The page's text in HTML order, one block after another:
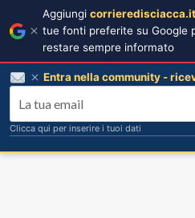
Aggiungi corrieredisciacca.it
tue fonti preferite su Google
restare sempre informato
Entra nella community -
Clicca qui per inserire i tuoi dati